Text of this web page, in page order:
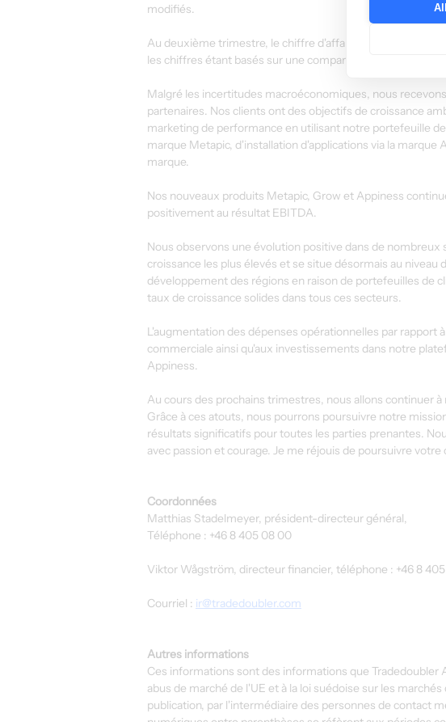
modifiés.
Au deuxième trimestre, le chiffre d'affaires total a
les chiffres étant basés sur une comparaison ajustée des
Malgré les incertitudes macroéconomiques, nous
partenaires. Nos clients ont des objectifs de croissance
marketing de performance en utilisant notre portefeuille
marque Metapic, d'installation d'applications via la
marque.
Nos nouveaux produits Metapic, Grow et Appiness
positivement au résultat EBITDA.
Nous observons une évolution positive dans de
croissance les plus élevés et se situe désormais au
développement des régions en raison de portefeuilles de
taux de croissance solides dans tous ces secteurs.
L'augmentation des dépenses opérationnelles par rapport
commerciale ainsi qu'aux investissements dans notre
Appiness.
Au cours des prochains trimestres, nous allons continuer
Grâce à ces atouts, nous pourrons poursuivre notre
résultats significatifs pour toutes les parties prenantes.
avec passion et courage. Je me réjouis de poursuivre
Coordonnées
Matthias Stadelmeyer, président-directeur général,
Téléphone : +46 8 405 08 00
Viktor Wågström, directeur financier, téléphone : +46 8
Courriel : ir@tradedoubler.com
Autres informations
Ces informations sont des informations que
abus de marché de l'UE et à la loi suédoise sur les
publication, par l'intermédiaire des personnes de contact